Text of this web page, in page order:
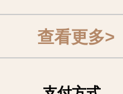
查看更多>